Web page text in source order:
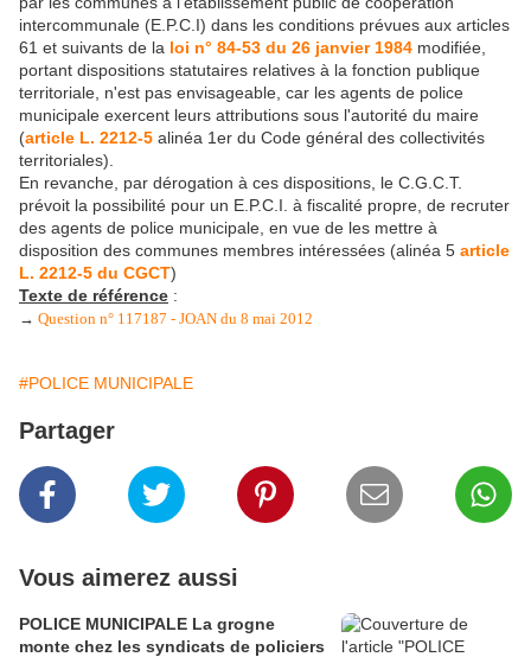
intercommunale (E.P.C.I) dans les conditions prévues aux articles
61 et suivants de la loi n° 84-53 du 26 janvier 1984 modifiée,
portant dispositions statutaires relatives à la fonction publique
territoriale, n'est pas envisageable, car les agents de police
municipale exercent leurs attributions sous l'autorité du maire
(article L. 2212-5 alinéa 1er du Code général des collectivités
territoriales).
En revanche, par dérogation à ces dispositions, le C.G.C.T.
prévoit la possibilité pour un E.P.C.I. à fiscalité propre, de recruter
des agents de police municipale, en vue de les mettre à
disposition des communes membres intéressées (alinéa 5 article
L. 2212-5 du CGCT)
Texte de référence :
→ Question n° 117187 - JOAN du 8 mai 2012
#POLICE MUNICIPALE
Partager
Vous aimerez aussi
POLICE MUNICIPALE La grogne
monte chez les syndicats de policiers